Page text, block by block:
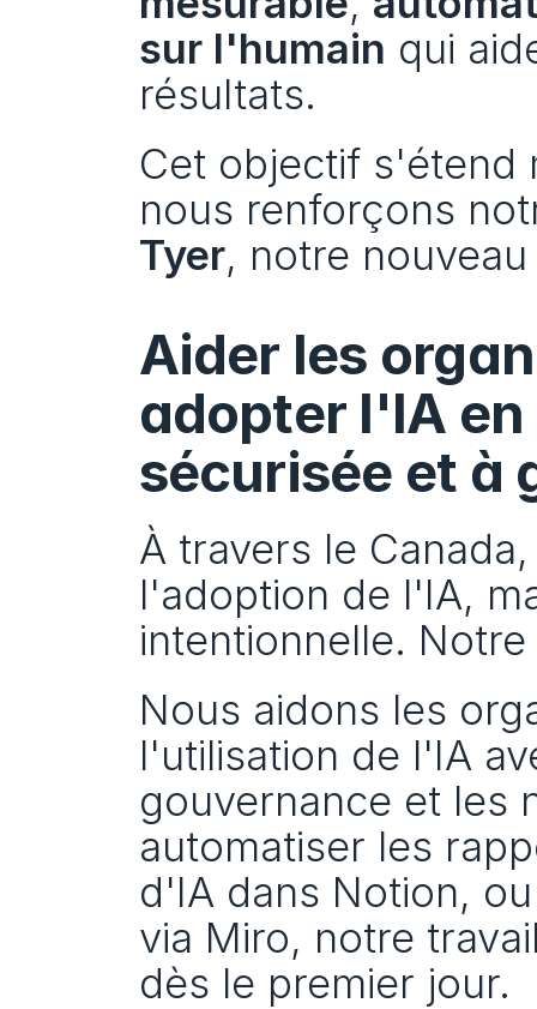
sur l'humain qui
résultats.
Cet objectif s'étend
nous renforçons
Tyer, notre
Aider les
adopter l'IA
sécurisée et à
À travers le
l'adoption de l'IA,
intentionnelle.
Nous aidons les
l'utilisation de l'IA
gouvernance et les
automatiser les
d'IA dans Notion,
via Miro, notre
dès le premier jour.